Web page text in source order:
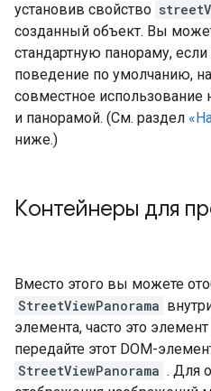
установив свойство
созданный объект. Вы
стандартную панораму, если
поведение по умолчанию,
совместное
и панорамой. (См. раздел
ниже.)
Контейнеры для
Вместо этого вы можете
StreetViewPanorama
элемента, часто это элемент
передайте этот DOM-
StreetViewPanorama . Для